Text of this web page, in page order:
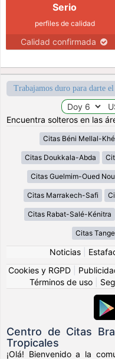
Serio
perfiles de calidad
Calidad confirmada
Trabajamos duro para darte
Encuentra solteros en las
Citas Béni Mellal-
Citas Doukkala-Abda
Citas Guelmim-Oued
Citas Marrakech-Safi
Citas Rabat-Salé-Kénitra
Citas
Noticias
Cookies y RGPD
Términos de uso
Centro de Citas
Tropicales
¡Olá! Bienvenido a la